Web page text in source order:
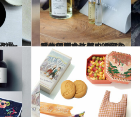
2024.1.21
香りの調合、アフタヌーンティ…〈ラベルに記念日の印刷も〉都内近郊の「非日常な体験」4選
ビューティ＆ヘルス